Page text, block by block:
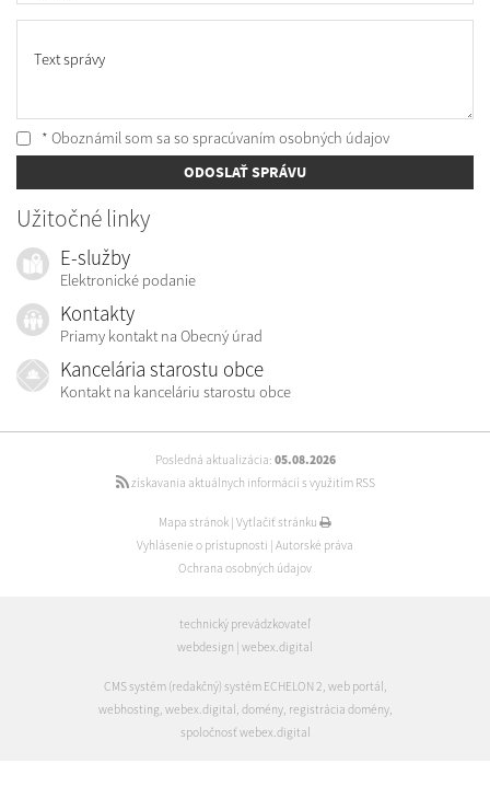
Text správy
* Oboznámil som sa so spracúvaním osobných údajov
ODOSLAŤ SPRÁVU
Užitočné linky
E-služby
Elektronické podanie
Kontakty
Priamy kontakt na Obecný úrad
Kancelária starostu obce
Kontakt na kanceláriu starostu obce
Posledná aktualizácia: 05.08.2026
získavania aktuálnych informácií s využitím RSS
Mapa stránok | Vytlačiť stránku
Vyhlásenie o prístupnosti | Autorské práva
Ochrana osobných údajov
technický prevádzkovateľ
webdesign | webex.digital
CMS systém (redakčný) systém ECHELON 2 web portál
webhosting webex.digital domény, registrácia domény,
spoločnosť webex.digital